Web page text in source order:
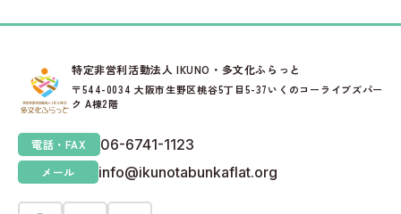
特定非営利活動法人 IKUNO・多文化ふらっと
〒544-0034 大阪市生野区桃谷5丁目5-37いくのコーライブズパー
ク A棟2階
電話・FAX 06-6741-1123
メール info@ikunotabunkaflat.org